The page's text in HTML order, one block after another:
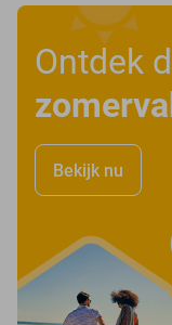
Ontdek
Bekijk nu